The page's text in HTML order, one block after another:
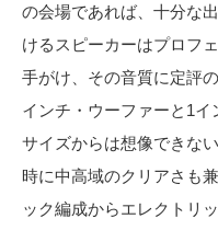
の会場であれば、十分な
けるスピーカーはプロフ
手がけ、その音質に定評
インチ・ウーファーと1イ
サイズからは想像できな
時に中高域のクリアさも
ック編成からエレクトリ